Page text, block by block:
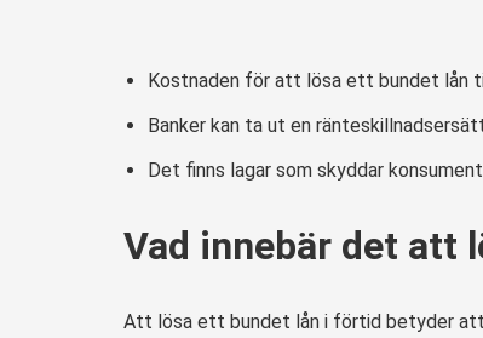
Kostnaden för att lösa ett bundet lån
Banker kan ta ut en
Det finns lagar som skyddar
Vad innebär det att
Att lösa ett bundet lån i förtid betyder att